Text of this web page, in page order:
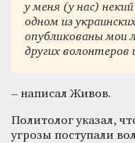
у меня (у нас)
одном из
опубликованы мои
других волонтеров
– написал Живов.
Политолог указал,
угрозы поступали